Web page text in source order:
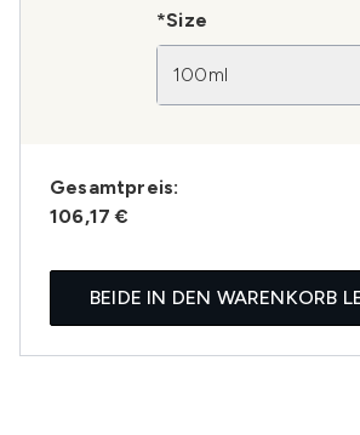
*Size
100ml
Gesamtpreis:
106,17 €
BEIDE IN DEN WARENKORB